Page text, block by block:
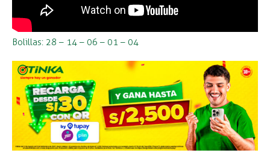
Bolillas: 28 – 14 – 06 – 01 – 04